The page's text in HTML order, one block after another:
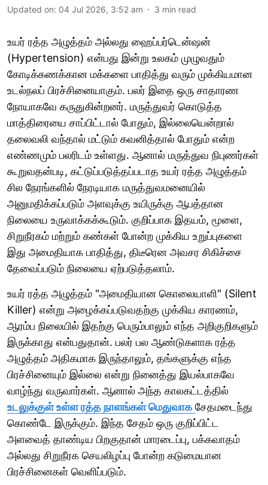
Updated on: 04 Jul 2026, 3:52 am 3 min read
உயர் ரத்த அழுத்தம் அல்லது ஹைப்பர்டென்ஷன்
(Hypertension) என்பது இன்று உலகம் முழுவதும்
கோடிக்கணக்கான மக்களை பாதித்து வரும் முக்கியமான
உடல்நலப் பிரச்சினையாகும். பலர் இதை ஒரு சாதாரண
நோயாகவே கருதுகின்றனர். மருத்துவர் கொடுத்த
மாத்திரையை சாப்பிட்டால் போதும், இல்லையென்றால்
தலைவலி வந்தால் மட்டும் கவனித்தால் போதும் என்ற
எண்ணமும் பலரிடம் உள்ளது. ஆனால் மருத்துவ நிபுணர்கள்
கூறுவதன்படி, கட்டுப்படுத்தப்படாத உயர் ரத்த அழுத்தம்
சில நேரங்களில் நேரடியாக மருத்துவமனையில்
அனுமதிக்கப்படும் அளவுக்கு உயிருக்கு ஆபத்தான
நிலையை உருவாக்கக்கூடும். குறிப்பாக இதயம், மூளை,
சிறுநீரகம் மற்றும் கண்கள் போன்ற முக்கிய உறுப்புகளை
இது அமைதியாக பாதித்து, திடீரென அவசர சிகிச்சை
தேவைப்படும் நிலையை ஏற்படுத்தலாம்.
உயர் ரத்த அழுத்தம் "அமைதியான கொலையாளி" (Silent
Killer) என்று அழைக்கப்படுவதற்கு முக்கிய காரணம்,
ஆரம்ப நிலையில் இதற்கு பெரும்பாலும் எந்த அறிகுறிகளும்
இருக்காது என்பதுதான். பலர் பல ஆண்டுகளாக ரத்த
அழுத்தம் அதிகமாக இருந்தாலும், தங்களுக்கு எந்த
பிரச்சினையும் இல்லை என்று நினைத்து இயல்பாகவே
வாழ்ந்து வருவார்கள். ஆனால் அந்த காலகட்டத்தில்
உடலுக்குள் உள்ள ரத்த நாளங்கள் மெதுவாக சேதமடைந்து
கொண்டே இருக்கும். இந்த சேதம் ஒரு குறிப்பிட்ட
அளவைத் தாண்டிய பிறகுதான் மாரடைப்பு, பக்கவாதம்
அல்லது சிறுநீரக செயலிழப்பு போன்ற கடுமையான
பிரச்சினைகள் வெளிப்படும்.